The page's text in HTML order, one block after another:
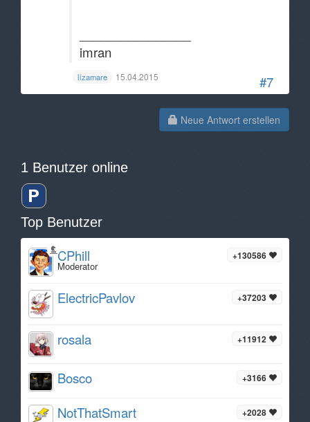
#7
imran
lizamare 15.04.2015
Neue Antwort erstellen
1 Benutzer online
Top Benutzer
+130586
CPhill
Moderator
+37203
ElectricPavlov
+11912
rosala
+3166
Bosco
+2028
NotThatSmart